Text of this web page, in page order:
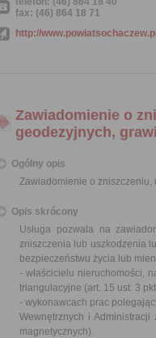
fax: (46) 864 18 71
http://
Zawiadomienie o
geodezyjnych,
Ogólny opis
Zawiadomienie o zniszczeniu,
Opis skrócony
Usługa pozwala na
zniszczenia lub uszkodzenia
bezpieczeństwu życia lub
- właścicielu nieruchomości,
triangulacyjne (art. 15 ust. 3
- wykonawcach prac
Wewnętrznych i
magnetycznych).